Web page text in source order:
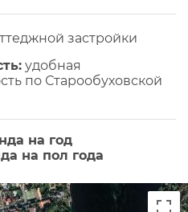
застройки
удобная
по Старообуховской
на год
на пол года